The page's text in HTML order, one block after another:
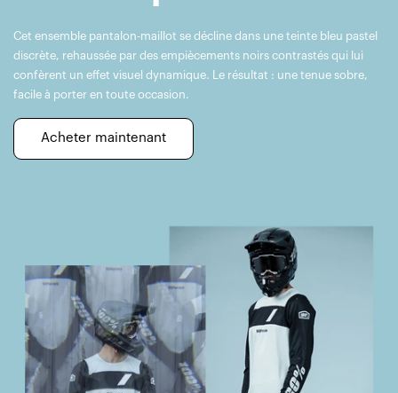
Cet ensemble pantalon-maillot se décline dans une teinte bleu pastel
discrète, rehaussée par des empiècements noirs contrastés qui lui
confèrent un effet visuel dynamique. Le résultat : une tenue sobre,
facile à porter en toute occasion.
Acheter maintenant